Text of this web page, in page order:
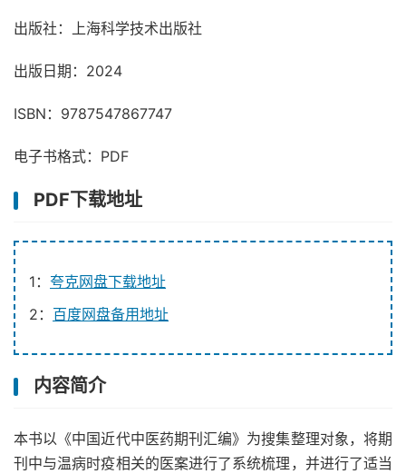
出版社：上海科学技术出版社
出版日期：2024
ISBN：9787547867747
电子书格式：PDF
PDF下载地址
1： 夸克网盘下载地址
2： 百度网盘备用地址
内容简介
本书以《中国近代中医药期刊汇编》为搜集整理对象，将期
刊中与温病时疫相关的医案进行了系统梳理，并进行了适当